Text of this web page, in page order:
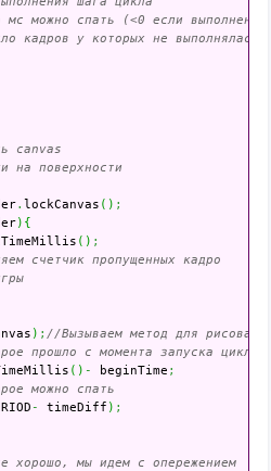
можно спать (<0 если выполнение
кадров у которых не выполнялась
canvas
на поверхности
. lockCanvas ( ) ;
) {
( ) ;
счетчик пропущенных кадро
) ; //Вызываем метод для
прошло с момента запуска цикла
( ) - beginTime ;
можно спать
- timeDiff ) ;
мы идем с опережением